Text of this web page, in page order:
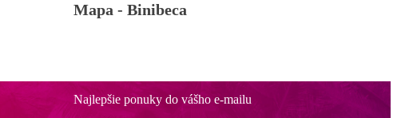
Mapa - Binibeca
Najlepšie ponuky do vášho e-mailu